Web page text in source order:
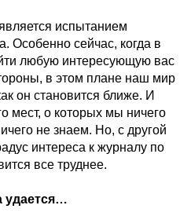
испытанием
Особенно сейчас, когда в
любую интересующую вас
в этом плане наш мир
он становится ближе. И
мест, о которых мы ничего
не знаем. Но, с другой
интереса к журналу по
все труднее.
удается…